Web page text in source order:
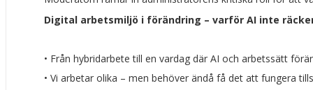
Digital arbetsmiljö i förändring – varför AI inte
• Från hybridarbete till en vardag där AI och arbetssätt
• Vi arbetar olika – men behöver ändå få det att fungera